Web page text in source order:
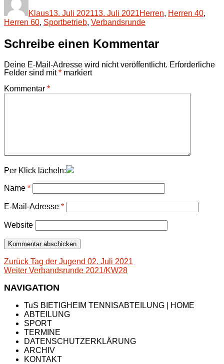
Klaus13. Juli 202113. Juli 2021Herren, Herren 40,
Herren 60, Sportbetrieb, Verbandsrunde
Schreibe einen Kommentar
Deine E-Mail-Adresse wird nicht veröffentlicht. Erforderliche
Felder sind mit* markiert
Kommentar *
Per Klick lächeln:
Name *
E-Mail-Adresse *
Website
Beitragsnavigation
Zurück Vorheriger
Beitrag:
Tag der Jugend 02. Juli 2021
Weiter Nächster
Verbandsrunde 2021/KW28
NAVIGATION
TuS BIETIGHEIM TENNISABTEILUNG | HOME
ABTEILUNG
SPORT
TERMINE
DATENSCHUTZERKLÄRUNG
ARCHIV
KONTAKT